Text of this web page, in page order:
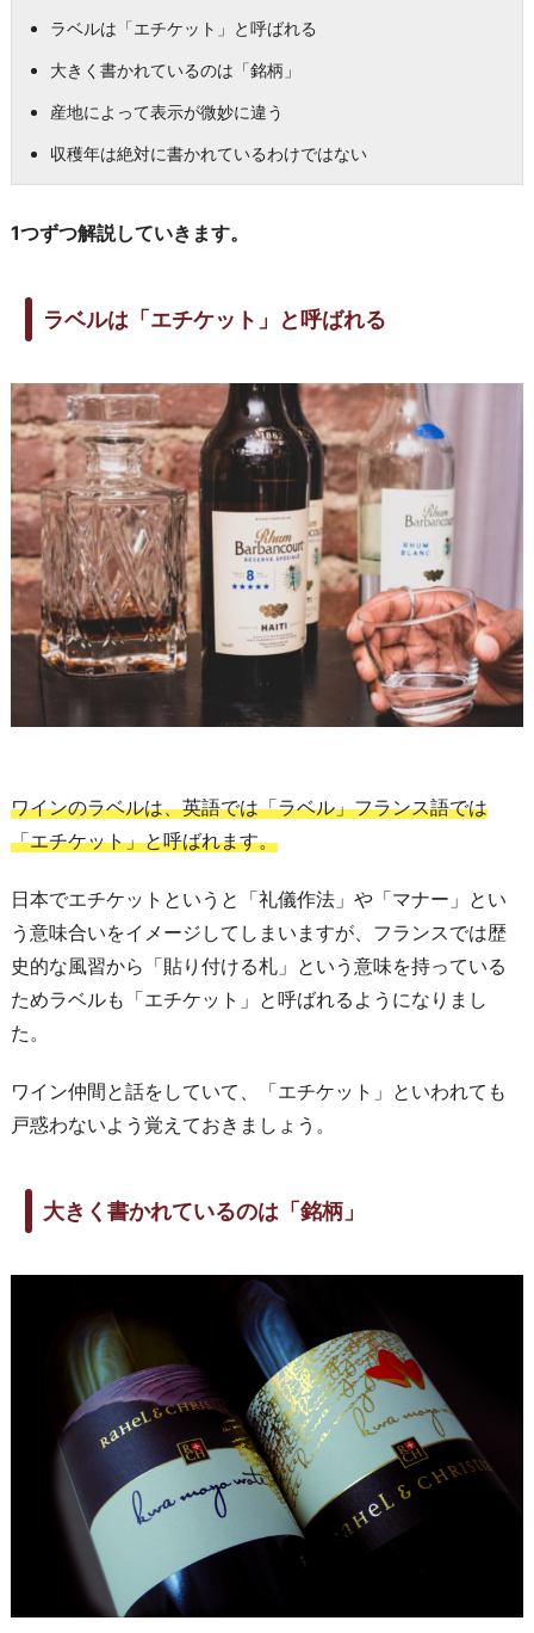
ラベルは「エチケット」と呼ばれる
大きく書かれているのは「銘柄」
産地によって表示が微妙に違う
収穫年は絶対に書かれているわけではない
1つずつ解説していきます。
ラベルは「エチケット」と呼ばれる
ワインのラベルは、英語では「ラベル」フランス語では
「エチケット」と呼ばれます。
日本でエチケットというと「礼儀作法」や「マナー」とい
う意味合いをイメージしてしまいますが、フランスでは歴
史的な風習から「貼り付ける札」という意味を持っている
ためラベルも「エチケット」と呼ばれるようになりまし
た。
ワイン仲間と話をしていて、「エチケット」といわれても
戸惑わないよう覚えておきましょう。
大きく書かれているのは「銘柄」